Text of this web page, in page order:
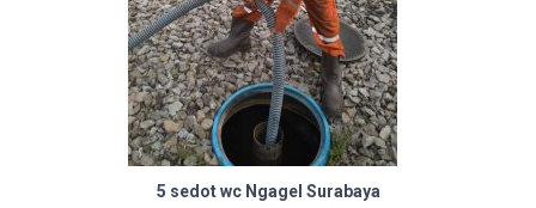
5 sedot wc Ngagel Surabaya